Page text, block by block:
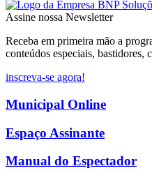
Assine nossa Newsletter
Receba em primeira mão a
conteúdos especiais, bastidores,
inscreva-se agora!
Municipal Online
Espaço Assinante
Manual do Espectador